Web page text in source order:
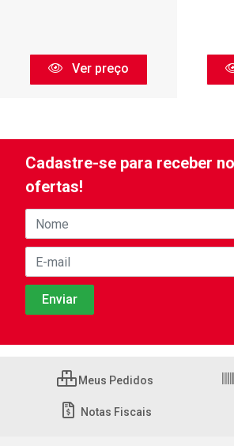
Ver preço
Cadastre-se para receber
ofertas!
Meus Pedidos
Notas Fiscais